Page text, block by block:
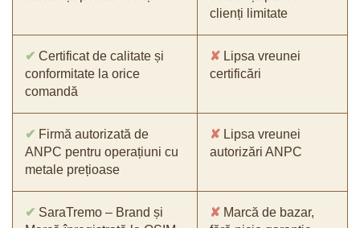
clienți limitate
✔ Certificat de calitate și
conformitate la orice
comandă
✘ Lipsa vreunei
certificări
✔ Firmă autorizată de
ANPC pentru operațiuni cu
metale prețioase
✘ Lipsa vreunei
autorizări ANPC
✔ SaraTremo – Brand și
✘ Marcă de bazar,